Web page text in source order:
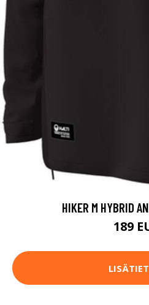
HIKER M HYBRID
189